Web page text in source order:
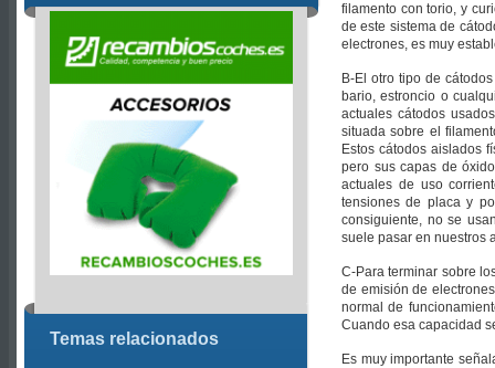
Temas relacionados
filamento con torio, y
de este sistema de
electrones, es muy
B-El otro tipo de
bario, estroncio o
actuales cátodos
situada sobre el
Estos cátodos aislados
pero sus capas de
actuales de uso
tensiones de placa y
consiguiente, no se
suele pasar en nuestros
C-Para terminar sobre
de emisión de
normal de
Cuando esa capacidad
Es muy importante